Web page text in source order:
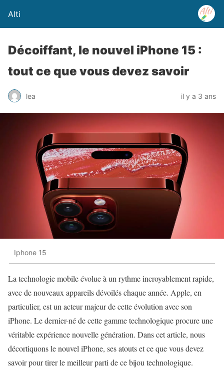
Alti
Décoiffant, le nouvel iPhone 15 :
tout ce que vous devez savoir
lea il y a 3 ans
Iphone 15
La technologie mobile évolue à un rythme incroyablement rapide,
avec de nouveaux appareils dévoilés chaque année. Apple, en
particulier, est un acteur majeur de cette évolution avec son
iPhone. Le dernier-né de cette gamme technologique procure une
véritable expérience nouvelle génération. Dans cet article, nous
décortiquons le nouvel iPhone, ses atouts et ce que vous devez
savoir pour tirer le meilleur parti de ce bijou technologique.